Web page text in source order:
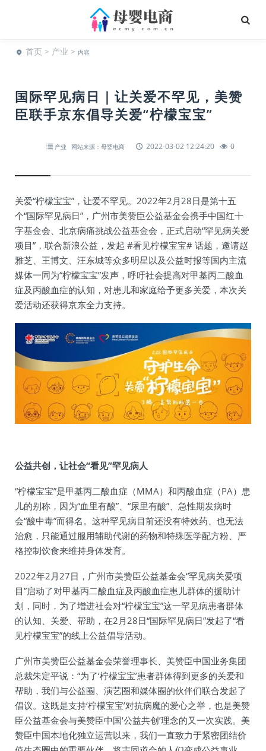
首页 > 产业 > 内容
国际罕见病日｜让关爱不罕见，美赞
臣联手京东倡导关爱“柠檬宝宝”
产业 网站来源：母婴电商 2022-03-02 12:24:20 0
关爱“柠檬宝宝”，让爱不罕见。2022年2月28日是第十五
个“国际罕见病日”，广州市美赞臣公益基金会携手中国红十
字基金会、北京病痛挑战公益基金会，正式启动“罕见病关爱
项目”，联合新浪公益，发起 #看见柠檬宝宝# 话题，邀请赵
雅芝、王博文、汪东城等众多明星以及公益时报等国内主流
媒体一同为“柠檬宝宝”发声，呼吁社会提高对甲基丙二酸血
症及丙酸血症的认知，对患儿和家庭给予更多关爱，本次关
爱活动还获得京东全力支持。
公益共创，让社会“看见”罕见病人
“柠檬宝宝”是甲基丙二酸血症（MMA）和丙酸血症（PA）患
儿的别称，因为“血里有酸”、“尿里有酸”、急性期发病时
会“酸中毒”而得名。这种罕见病目前还没有特效药、也无法
治愈，只能通过服用辅助代谢的药物和特殊医学配方粉、严
格控制饮食来维持身体发育。
2022年2月27日，广州市美赞臣公益基金会“罕见病关爱项
目”启动了对甲基丙二酸血症及丙酸血症患儿群体的援助计
划，同时，为了增进社会对“柠檬宝宝”这一罕见病患者群体
的认知、关爱、帮助，在2月28日“国际罕见病日”发起了“看
见柠檬宝宝”的线上公益倡导活动。
广州市美赞臣公益基金会荣誉理事长、美赞臣中国业务集团
总裁朱定平说：“为了‘柠檬宝宝’患者群体得到更多的关爱和
帮助，我们与公益圈、演艺圈和媒体圈的伙伴们联合发起了
倡议。这既是支持‘柠檬宝宝’对抗病魔的爱心之举，也是美赞
臣公益基金会与美赞臣中国‘公益共创’理念的又一次实践。美
赞臣中国本地化独立运营以来，我们一直致力于紧密团结价